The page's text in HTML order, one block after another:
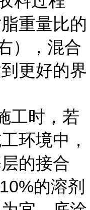
重量比的
），混合
更好的界
工时，若
环境中，
的接合
的溶剂